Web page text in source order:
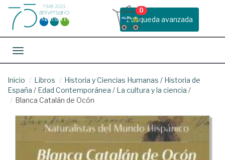
Busqueda avanzada
0
Toggle navigation
Inicio Libros Historia y Ciencias Humanas / Historia de
España / Edad Contemporánea / La cultura y la ciencia /
Blanca Catalán de Ocón